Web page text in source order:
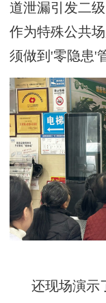
道泄漏引发二
作为特殊公共
须做到'零隐患'
还现场演示